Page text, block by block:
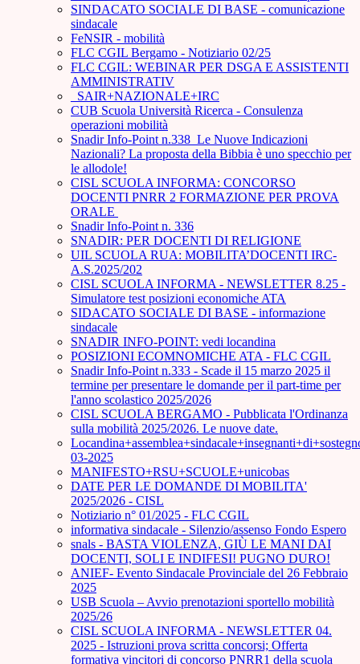
SINDACATO SOCIALE DI BASE - comunicazione
sindacale
FeNSIR - mobilità
FLC CGIL Bergamo - Notiziario 02/25
FLC CGIL: WEBINAR PER DSGA E ASSISTENTI
AMMINISTRATIV
_SAIR+NAZIONALE+IRC
CUB Scuola Università Ricerca - Consulenza
operazioni mobilità
Snadir Info-Point n.338 Le Nuove Indicazioni
Nazionali? La proposta della Bibbia è uno specchio per
le allodole!
CISL SCUOLA INFORMA: CONCORSO
DOCENTI PNRR 2 FORMAZIONE PER PROVA
ORALE ­
Snadir Info-Point n. 336
SNADIR: PER DOCENTI DI RELIGIONE
UIL SCUOLA RUA: MOBILITA’DOCENTI IRC-
A.S.2025/202
CISL SCUOLA INFORMA - NEWSLETTER 8.25 -
Simulatore test posizioni economiche ATA
SIDACATO SOCIALE DI BASE - informazione
sindacale
SNADIR INFO-POINT: vedi locandina
POSIZIONI ECOMNOMICHE ATA - FLC CGIL
Snadir Info-Point n.333 - Scade il 15 marzo 2025 il
termine per presentare le domande per il part-time per
l'anno scolastico 2025/2026
CISL SCUOLA BERGAMO - Pubblicata l'Ordinanza
sulla mobilità 2025/2026. Le nuove date.
03-2025
MANIFESTO+RSU+SCUOLE+unicobas
DATE PER LE DOMANDE DI MOBILITA'
2025/2026 - CISL
Notiziario n° 01/2025 - FLC CGIL
informativa sindacale - Silenzio/assenso Fondo Espero
snals - BASTA VIOLENZA, GIÙ LE MANI DAI
DOCENTI, SOLI E INDIFESI! PUGNO DURO!
ANIEF- Evento Sindacale Provinciale del 26 Febbraio
2025
USB Scuola – Avvio prenotazioni sportello mobilità
2025/26
CISL SCUOLA INFORMA - NEWSLETTER 04.
2025 - Istruzioni prova scritta concorsi; Offerta
formativa vincitori di concorso PNRR1 della scuola